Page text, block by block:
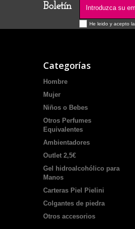
Boletín
He leido y acepto la
Categorías
Hombre
Mujer
Niños o Bebes
Otros Perfumes
Equivalentes
Ambientadores
Outlet 2,5€
Gel hidroalcohólico para
Manos
Carteras Piel Pielini
Colgantes de piedra
Otros accesorios